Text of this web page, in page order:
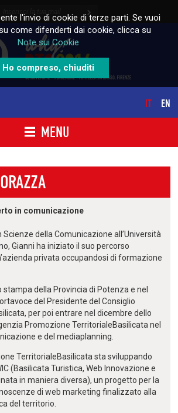
MENU
IT EN
in comunicazione
Scienze della Comunicazione all’Università
Gianni ha iniziato il suo percorso
privata occupandosi di formazione
stampa della Provincia di Potenza e nel
del Presidente del Consiglio
per poi entrare nel dicembre dello
Promozione TerritorialeBasilicata nel
e del mediaplanning.
TerritorialeBasilicata sta sviluppando
(Basilicata Turistica, Web Innovazione e
in maniera diversa), un progetto per la
di web marketing finalizzato alla
del territorio.
l'invio di cookie di terze parti. Se vuoi
come difenderti dai cookie, clicca su
Note sui Cookie
Ho compreso, chiuditi